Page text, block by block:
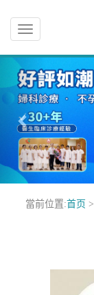
Toggle
navigation
當前位置:首页 >